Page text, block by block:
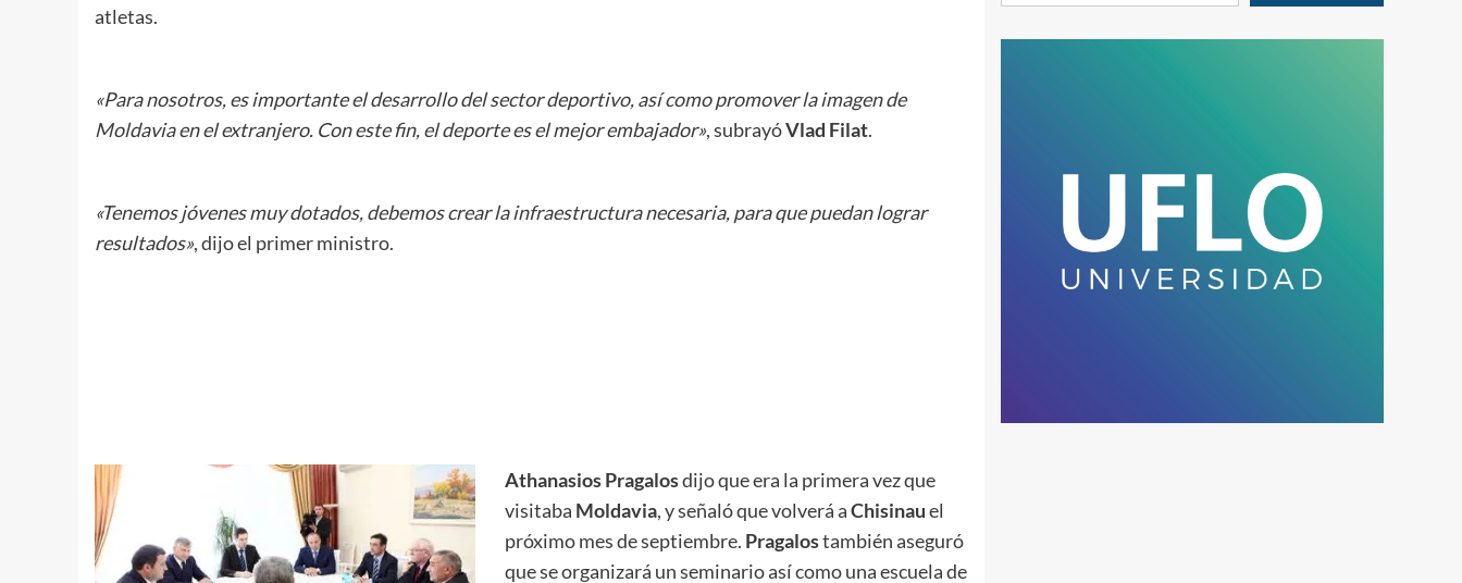
atletas.
«Para nosotros, es importante el desarrollo del sector deportivo, así como promover la imagen de
Moldavia en el extranjero. Con este fin, el deporte es el mejor embajador», subrayóVlad Filat.
«Tenemos jóvenes muy dotados, debemos crear la infraestructura necesaria, para que puedan lograr
resultados», dijo el primer ministro.
Athanasios Pragalosdijo que era la primera vez que
visitaba Moldavia, y señaló que volverá aChisinauel
próximo mes de septiembre. Pragalostambién aseguró
que se organizará un seminario así como una escuela de